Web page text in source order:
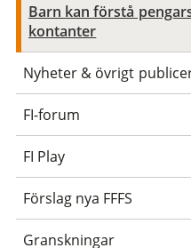
Barn kan förstå
kontanter
Nyheter & övrigt
FI-forum
FI Play
Förslag nya FFFS
Granskningar